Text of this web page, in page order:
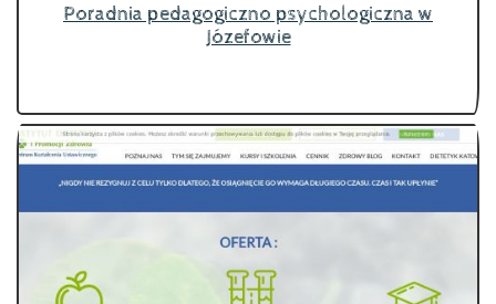
Poradnia pedagogiczno psychologiczna w
Józefowie